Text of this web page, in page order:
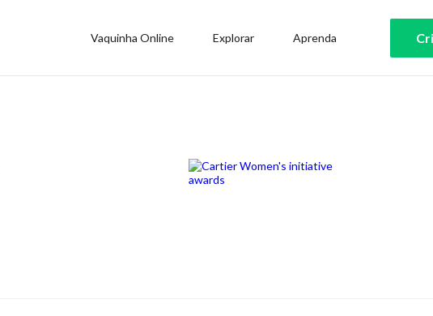
Vaquinha Online Explorar Aprenda